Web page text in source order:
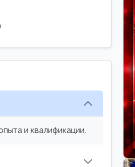
и квалификации.